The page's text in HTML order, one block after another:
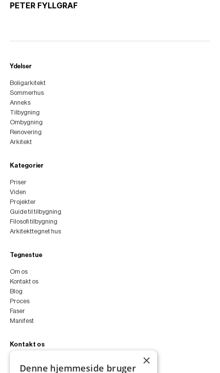
PETER FYLLGRAF
Ydelser
Boligarkitekt
Sommerhus
Anneks
Tilbygning
Ombygning
Renovering
Arkitekt
Kategorier
Priser
Viden
Projekter
Guide til tilbygning
Filosofi tilbygning
Arkitekttegnet hus
Tegnestue
Om os
Kontakt os
Blog
Proces
Faser
Manifest
Kontakt os
+45 4252 0011
×
Denne hjemmeside bruger